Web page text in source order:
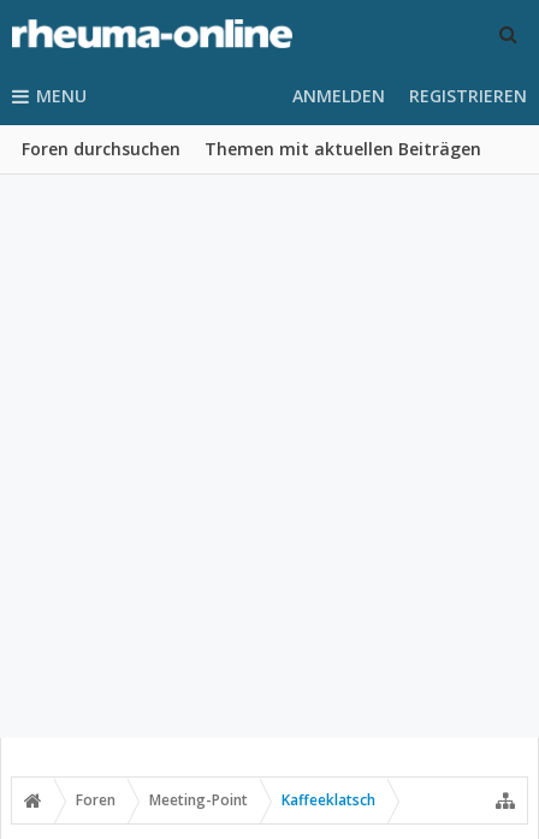
MENU
Foren durchsuchen Themen mit aktuellen Beiträgen
ANMELDEN REGISTRIEREN
Foren Meeting-Point Kaffeeklatsch